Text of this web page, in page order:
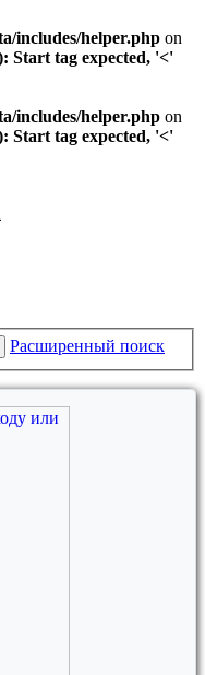
includes/helper.php on
Start tag expected, '<'
includes/helper.php on
Start tag expected, '<'
Расширенный поиск